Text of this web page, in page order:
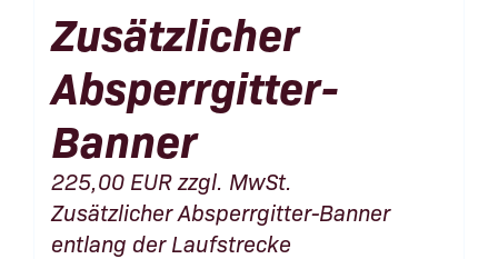
Zusätzlicher
Absperrgitter-
Banner
225,00 EURzzgl. MwSt.
Zusätzlicher Absperrgitter-Banner
entlang der Laufstrecke